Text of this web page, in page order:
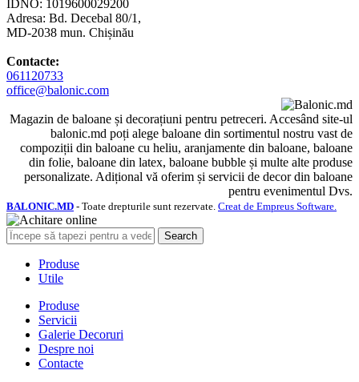
IDNO: 1019600029200
Adresa: Bd. Decebal 80/1,
MD-2038 mun. Chișinău
Contacte:
061120733
office@balonic.com
Magazin de baloane și decorațiuni pentru petreceri. Accesând site-ul
balonic.md poți alege baloane din sortimentul nostru vast de
compoziții din baloane cu heliu, aranjamente din baloane, baloane
din folie, baloane din latex, baloane bubble și multe alte produse
personalizate. Adițional vă oferim și servicii de decor din baloane
pentru evenimentul Dvs.
BALONIC.MD - Toate drepturile sunt rezervate. Creat de Empreus Software.
Search
Produse
Utile
Produse
Servicii
Galerie Decoruri
Despre noi
Contacte